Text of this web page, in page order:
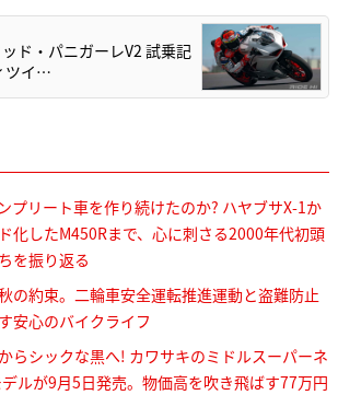
ド・パニガーレV2 試乗記
ツイ…
プリート車を作り続けたのか? ハヤブサX-1か
化したM450Rまで、心に刺さる2000年代初頭
を振り返る
の約束。二輪車安全運転推進運動と盗難防止
安心のバイクライフ
らシックな黒へ! カワサキのミドルスーパーネ
ルが9月5日発売。物価高を吹き飛ばす77万円